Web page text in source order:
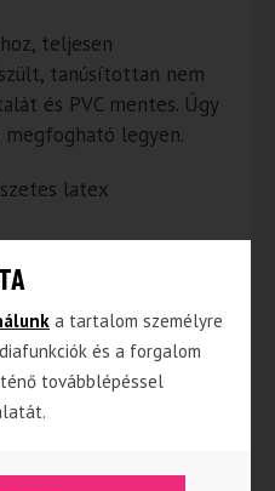
teljesen
tanúsítottan nem
és PVC mentes. Úgy
legyen.
latex
NINCS RAKTÁRON
a tartalom személyre
és a forgalom
továbblépéssel